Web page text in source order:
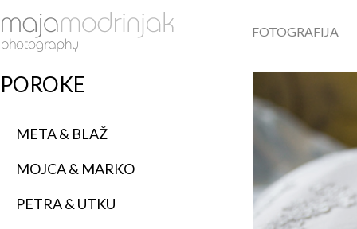
FOTOGRAFIJA
POROKE
META & BLAŽ
MOJCA & MARKO
PETRA & UTKU